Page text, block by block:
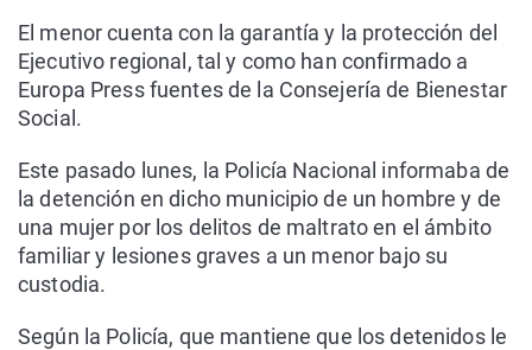
El menor cuenta con la garantía y la protección del
Ejecutivo regional, tal y como han confirmado a
Europa Press fuentes de la Consejería de Bienestar
Social.
Este pasado lunes, la Policía Nacional informaba de
la detención en dicho municipio de un hombre y de
una mujer por los delitos de maltrato en el ámbito
familiar y lesiones graves a un menor bajo su
custodia.
Según la Policía, que mantiene que los detenidos le